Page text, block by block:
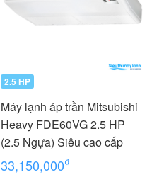
2.5 HP
Máy lạnh áp trần Mitsubishi
Heavy FDE60VG 2.5 HP
(2.5 Ngựa) Siêu cao cấp
33,150,000₫